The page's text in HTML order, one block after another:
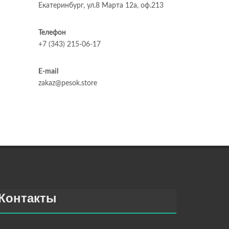
Екатеринбург, ул.8 Марта 12а, оф.213
Телефон
+7 (343) 215-06-17
E-mail
zakaz@pesok.store